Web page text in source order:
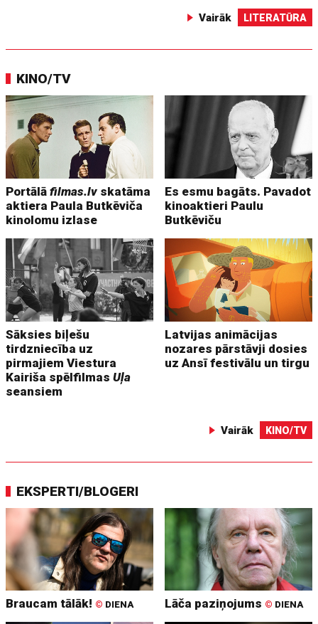
Vairāk LITERATŪRA
KINO/TV
Portālāfilmas.lv skatāma
aktiera Paula Butkēviča
kinolomu izlase
Es esmu bagāts. Pavadot
kinoaktieri Paulu
Butkēviču
Sāksies biļešu
tirdzniecība uz
pirmajiem Viestura
Kairiša spēlfilmasUļa
seansiem
Latvijas animācijas
nozares pārstāvji dosies
uz Ansī festivālu un tirgu
Vairāk KINO/TV
EKSPERTI/BLOGERI
Braucam tālāk! © DIENA Lāča paziņojums © DIENA